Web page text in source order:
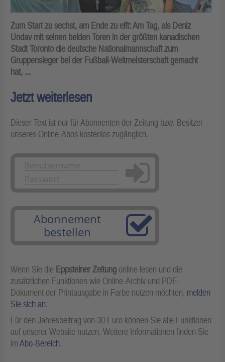
Zum Start zu sechst, am Ende zu elft: Am Tag, als Deniz
Undav mit seinen beiden Toren in der größten kanadischen
Stadt Toronto die deutsche Nationalmannschaft zum
Gruppensieger bei der Fußball-Weltmeisterschaft gemacht
hat, ...
Jetzt weiterlesen
Dieser Text ist nur für Abonnenten der Zeitung bzw. Besitzer
unseres Online-Abos kostenlos zugänglich.
Anmelden
Abonnement
bestellen
Wenn Sie die Eppsteiner Zeitung online lesen und die
zusätzlichen Funktionen wie Online-Archiv und PDF-
Dokument der Printausgabe in Farbe nutzen möchten, melden
Sie sich an.
Für den Jahresbeitrag von 30 Euro können Sie alle Funktionen
auf unserer Website nutzen. Weitere Informationen finden Sie
imAbo-Bereich.